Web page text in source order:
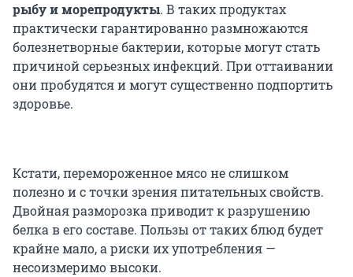
рыбу и морепродукты. В таких продуктах
практически гарантированно размножаются
болезнетворные бактерии, которые могут стать
причиной серьезных инфекций. При оттаивании
они пробудятся и могут существенно подпортить
здоровье.
Кстати, перемороженное мясо не слишком
полезно и с точки зрения питательных свойств.
Двойная разморозка приводит к разрушению
белка в его составе. Пользы от таких блюд будет
крайне мало, а риски их употребления —
несоизмеримо высоки.